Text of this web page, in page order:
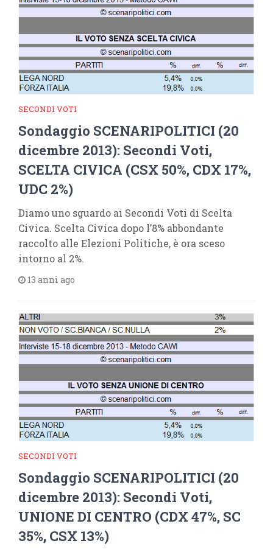
SECONDI VOTI
Sondaggio SCENARIPOLITICI (20
dicembre 2013): Secondi Voti,
SCELTA CIVICA (CSX 50%, CDX 17%,
UDC 2%)
Diamo uno sguardo ai Secondi Voti di Scelta
Civica. Scelta Civica dopo l’8% abbondante
raccolto alle Elezioni Politiche, è ora sceso
intorno al 2%.
13 anni ago
SECONDI VOTI
Sondaggio SCENARIPOLITICI (20
dicembre 2013): Secondi Voti,
UNIONE DI CENTRO (CDX 47%, SC
35%, CSX 13%)